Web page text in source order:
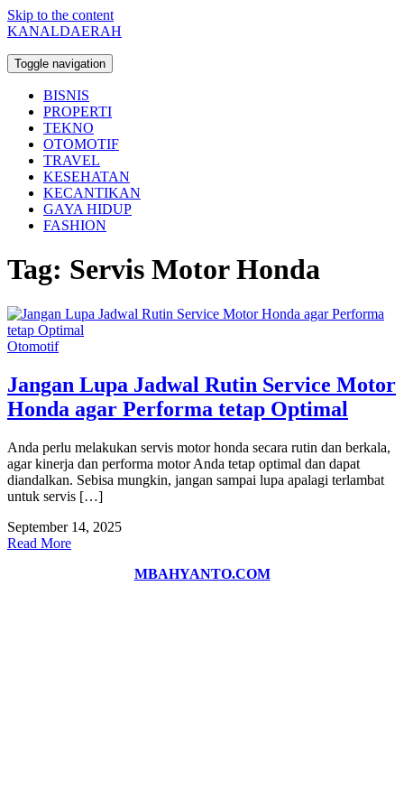
Skip to the content
KANALDAERAH
Toggle navigation
BISNIS
PROPERTI
TEKNO
OTOMOTIF
TRAVEL
KESEHATAN
KECANTIKAN
GAYA HIDUP
FASHION
Tag: Servis Motor Honda
Otomotif
Jangan Lupa Jadwal Rutin Service Motor
Honda agar Performa tetap Optimal
Anda perlu melakukan servis motor honda secara rutin dan berkala,
agar kinerja dan performa motor Anda tetap optimal dan dapat
diandalkan. Sebisa mungkin, jangan sampai lupa apalagi terlambat
untuk servis […]
September 14, 2025
Read More
MBAHYANTO.COM